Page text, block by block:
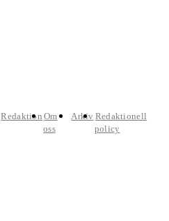
Redaktion Om
oss
Arkiv Redaktionell
policy